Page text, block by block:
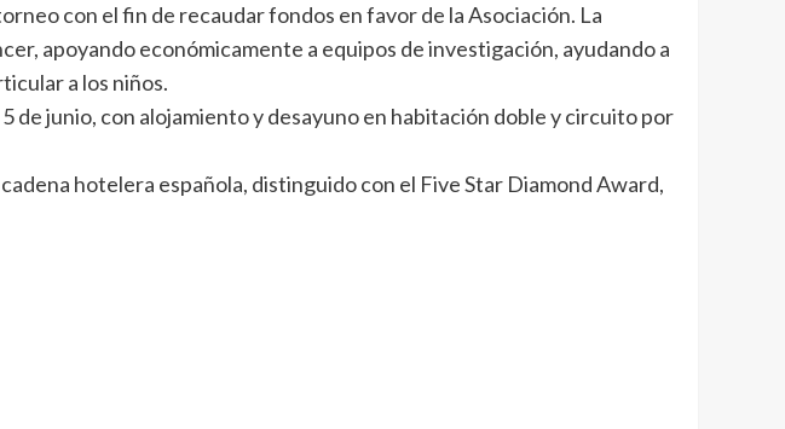
con el fin de recaudar fondos en favor de la Asociación. La
apoyando económicamente a equipos de investigación, ayudando a
a los niños.
de junio, con alojamiento y desayuno en habitación doble y circuito por
hotelera española, distinguido con el Five Star Diamond Award,